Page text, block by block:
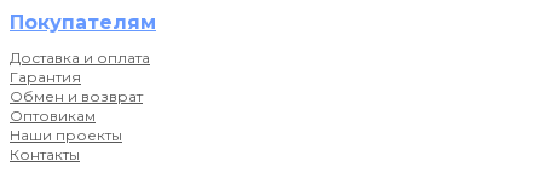
Покупателям
Доставка и оплата
Гарантия
Обмен и возврат
Оптовикам
Наши проекты
Контакты